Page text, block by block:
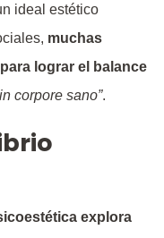
ideal estético
muchas
lograr el balance
corpore sano”.
explora